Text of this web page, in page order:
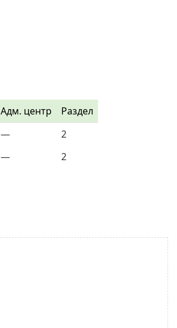
Адм. центр
Раздел
—
2
— 2